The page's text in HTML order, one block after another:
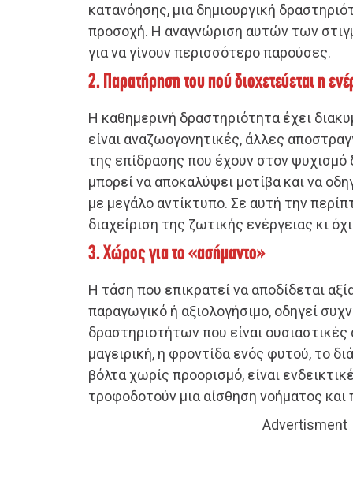
κατανόησης, μια δημιουργική
προσοχή. Η αναγνώριση αυτών των
για να γίνουν περισσότερο παρούσες.
2. Παρατήρηση του πού διοχετεύεται η
Η καθημερινή δραστηριότητα έχει
είναι αναζωογονητικές, άλλες
της επίδρασης που έχουν στον ψυχισμό
μπορεί να αποκαλύψει μοτίβα και να
με μεγάλο αντίκτυπο. Σε αυτή την
διαχείριση της ζωτικής ενέργειας κι
3. Χώρος για το «ασήμαντο»
Η τάση που επικρατεί να αποδίδεται
παραγωγικό ή αξιολογήσιμο, οδηγεί
δραστηριοτήτων που είναι ουσιαστικές
μαγειρική, η φροντίδα ενός φυτού, το
βόλτα χωρίς προορισμό, είναι
τροφοδοτούν μια αίσθηση νοήματος και
Advertisment